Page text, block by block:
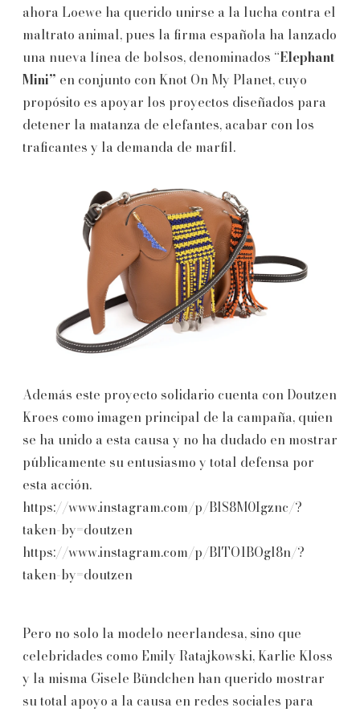
ahora Loewe ha querido unirse a la lucha contra el
maltrato animal, pues la firma española ha lanzado
una nueva línea de bolsos, denominados “Elephant
Mini” en conjunto con Knot On My Planet, cuyo
propósito es apoyar los proyectos diseñados para
detener la matanza de elefantes, acabar con los
traficantes y la demanda de marfil.
Además este proyecto solidario cuenta con Doutzen
Kroes como imagen principal de la campaña, quien
se ha unido a esta causa y no ha dudado en mostrar
públicamente su entusiasmo y total defensa por
esta acción.
https://www.instagram.com/p/BlS8M0Igznc/?
taken-by=doutzen
https://www.instagram.com/p/BlTO1BOgl8n/?
taken-by=doutzen
Pero no solo la modelo neerlandesa, sino que
celebridades como Emily Ratajkowski, Karlie Kloss
y la misma Gisele Bündchen han querido mostrar
su total apoyo a la causa en redes sociales para